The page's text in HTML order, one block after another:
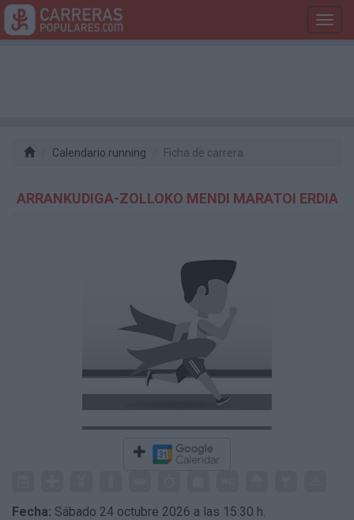
Calendario running Ficha de carrera
ARRANKUDIGA-ZOLLOKO MENDI MARATOI ERDIA
Fecha: Sábado 24 octubre 2026 a las 15:30 h.